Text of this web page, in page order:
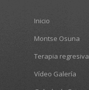
Inicio
Montse Osuna
Terapia regresiva
Vídeo Galería